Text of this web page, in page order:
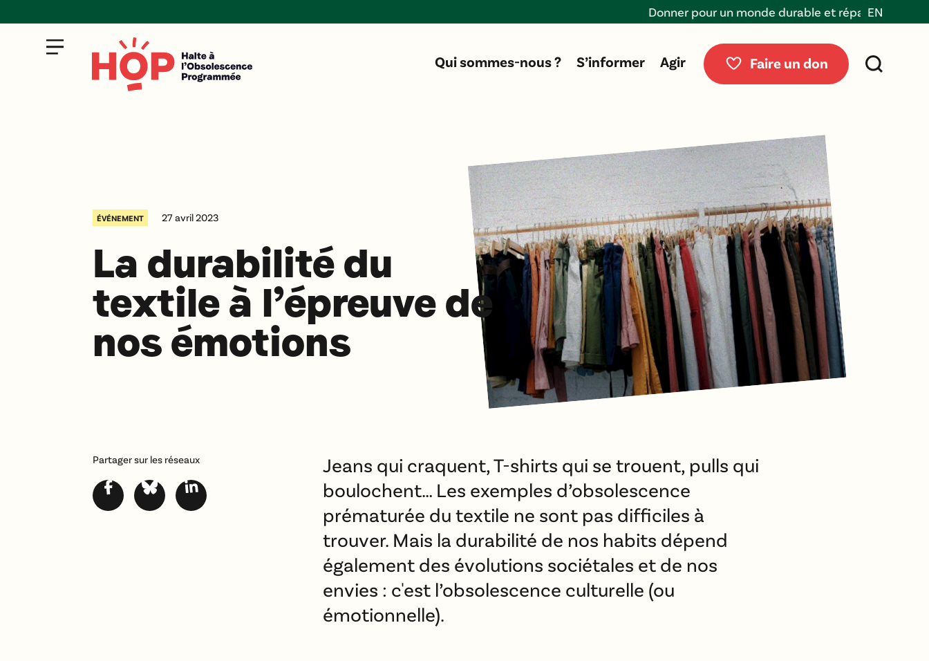
Donner pour un monde durable et réparable EN
Qui sommes-nous ? S’informer Agir Faire un don
ÉVÉNEMENT 27 avril 2023
La durabilité du
textile à l’épreuve de
nos émotions
Partager sur les réseaux
Jeans qui craquent, T-shirts qui se trouent, pulls qui
boulochent… Les exemples d’obsolescence
prématurée du textile ne sont pas difficiles à
trouver. Mais la durabilité de nos habits dépend
également des évolutions sociétales et de nos
envies : c'est l’obsolescence culturelle (ou
émotionnelle).